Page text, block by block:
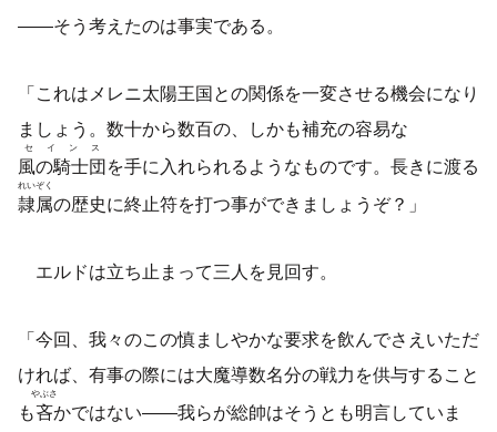
――そう考えたのは事実である。
「これはメレニ太陽王国との関係を一変させる機会になり
ましょう。数十から数百の、しかも補充の容易な
風の騎士団
セインス
を手に入れられるようなものです。長きに渡る
隷属
れいぞく
の歴史に終止符を打つ事ができましょうぞ？」
エルドは立ち止まって三人を見回す。
「今回、我々のこの慎ましやかな要求を飲んでさえいただ
ければ、有事の際には大魔導数名分の戦力を供与すること
も吝
やぶさ
かではない――我らが総帥はそうとも明言していま